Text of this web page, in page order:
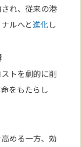
れ、従来の港
ルへと進化し
トを劇的に削
をもたらし
める一方、効